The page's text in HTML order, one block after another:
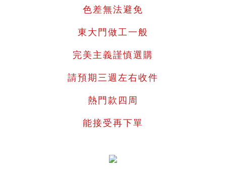
色差無法避免
東大門做工一般
完美主義謹慎選購
請預期三週左右收件
熱門款四周
能接受再下單